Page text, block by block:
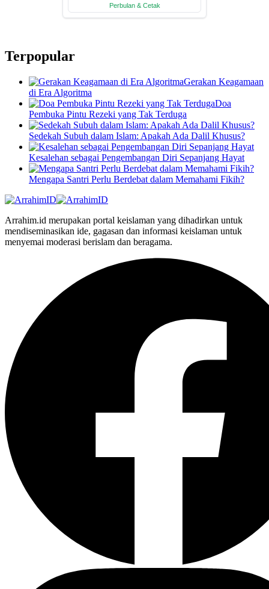
Terpopular
Gerakan Keagamaan
di Era Algoritma
Doa
Pembuka Pintu Rezeki yang Tak Terduga
Sedekah Subuh dalam Islam: Apakah Ada Dalil Khusus?
Kesalehan sebagai Pengembangan Diri Sepanjang Hayat
Mengapa Santri Perlu Berdebat dalam Memahami Fikih?
Arrahim.id merupakan portal keislaman yang dihadirkan untuk
mendiseminasikan ide, gagasan dan informasi keislaman untuk
menyemai moderasi berislam dan beragama.